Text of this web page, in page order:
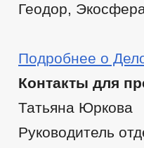
Геодор,
Подробнее о
Контакты для
Татьяна Юркова
Руководитель